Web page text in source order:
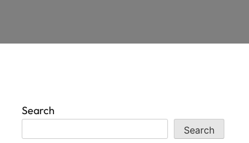
Search
Search